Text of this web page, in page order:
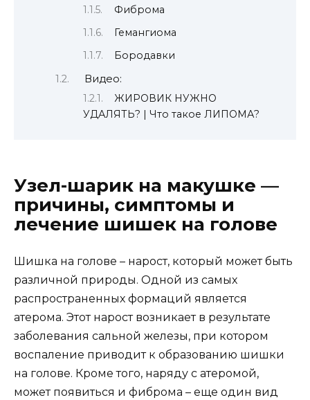
Фиброма
Гемангиома
Бородавки
Видео:
ЖИРОВИК НУЖНО
УДАЛЯТЬ? | Что такое ЛИПОМА?
Узел-шарик на макушке —
причины, симптомы и
лечение шишек на голове
Шишка на голове – нарост, который может быть
различной природы. Одной из самых
распространенных формаций является
атерома. Этот нарост возникает в результате
заболевания сальной железы, при котором
воспаление приводит к образованию шишки
на голове. Кроме того, наряду с атеромой,
может появиться и фиброма – еще один вид